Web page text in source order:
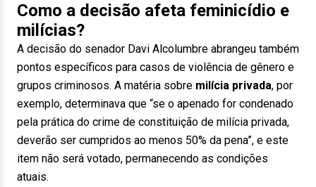
Como a decisão afeta feminicídio e
milícias?
A decisão do senador Davi Alcolumbre abrangeu também
pontos específicos para casos de violência de gênero e
grupos criminosos. A matéria sobre milícia privada, por
exemplo, determinava que “se o apenado for condenado
pela prática do crime de constituição de milícia privada,
deverão ser cumpridos ao menos 50% da pena”, e este
item não será votado, permanecendo as condições
atuais.